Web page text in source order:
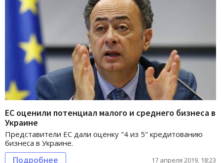
ЕС оценили потенциал малого и среднего бизнеса в
Украине
Представители ЕС дали оценку "4 из 5" кредитованию
бизнеса в Украине.
Подробнее 17 апреля 2019, 18:23